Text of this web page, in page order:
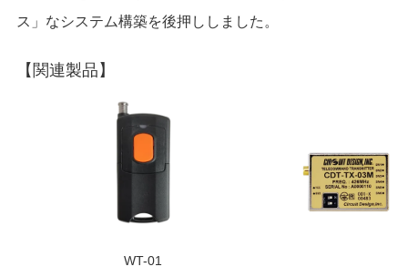
ス」なシステム構築を後押ししました。
【関連製品】
WT-01